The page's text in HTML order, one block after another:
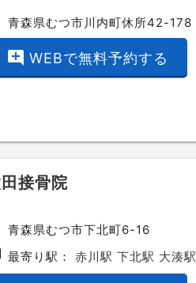
青森県むつ市川内町休所42-178
add_comment WEBで無料予約する
接骨院
青森県むつ市下北町6-16
最寄り駅：赤川駅 下北駅 大湊駅